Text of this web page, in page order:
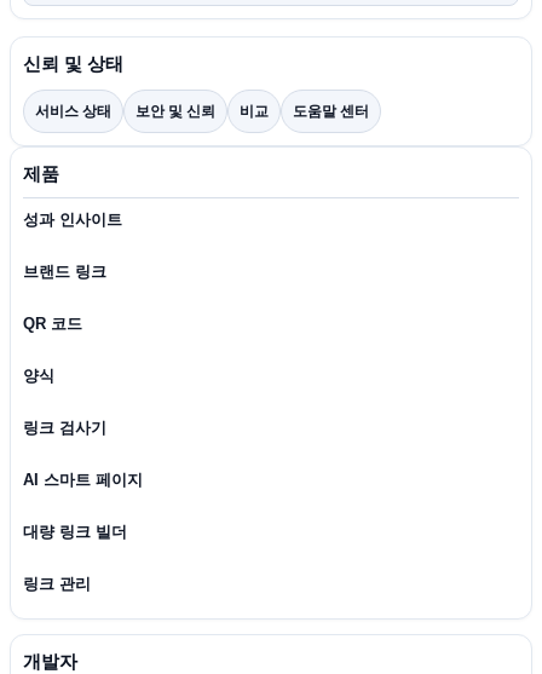
신뢰 및 상태
서비스 상태 보안 및 신뢰 비교 도움말 센터
제품
성과 인사이트
브랜드 링크
QR 코드
양식
링크 검사기
AI 스마트 페이지
대량 링크 빌더
링크 관리
개발자